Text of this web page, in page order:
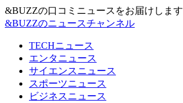
&BUZZの口コミニュースをお届けします
&BUZZのニュースチャンネル
TECHニュース
エンタニュース
サイエンスニュース
スポーツニュース
ビジネスニュース